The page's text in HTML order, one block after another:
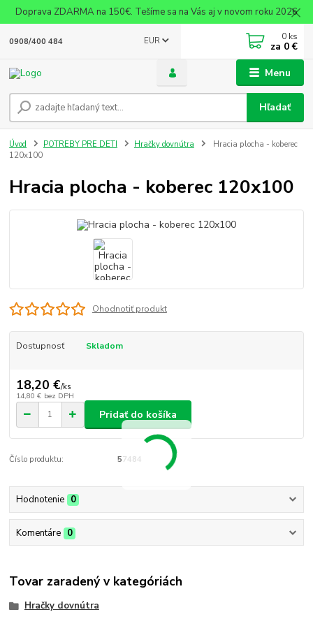
Doprava ZDARMA na 150€. Tešíme sa na Vás aj v novom roku 2026
Menu
EUR
Hľadať
0908/400 484 0 ks
za 0 €
Úvod POTREBY PRE DETI Hračky dovnútra
Hracia plocha - koberec
120x100
Hracia plocha - koberec 120x100
Ohodnotiť produkt
Dostupnosť Skladom
18,20 €/ks
14,80 € bez DPH
Pridať do košíka
Číslo produktu: 57484
Hodnotenie 0
Komentáre 0
Tovar zaradený v kategóriách
Hračky dovnútra